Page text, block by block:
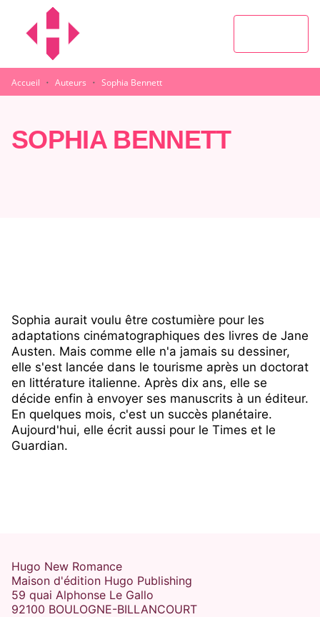
MENU
Accueil · Auteurs · Sophia Bennett
SOPHIA BENNETT
Sophia aurait voulu être costumière pour les
adaptations cinématographiques des livres de Jane
Austen. Mais comme elle n'a jamais su dessiner,
elle s'est lancée dans le tourisme après un doctorat
en littérature italienne. Après dix ans, elle se
décide enfin à envoyer ses manuscrits à un éditeur.
En quelques mois, c'est un succès planétaire.
Aujourd'hui, elle écrit aussi pour le Times et le
Guardian.
Hugo New Romance
Maison d'édition Hugo Publishing
59 quai Alphonse Le Gallo
92100 BOULOGNE-BILLANCOURT